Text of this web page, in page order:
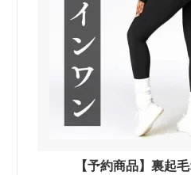
【予約商品】裏起